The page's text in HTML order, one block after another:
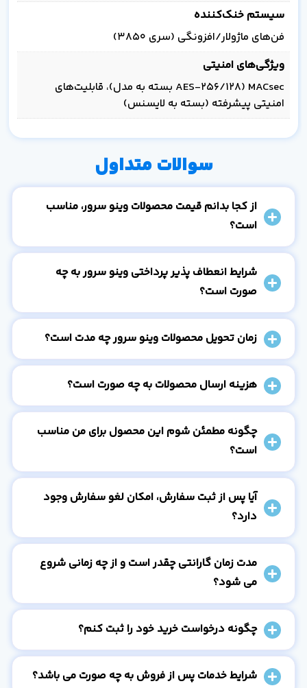
سیستم خنک‌کننده
فن‌های ماژولار/افزونگی (سری 3850)
ویژگی‌های امنیتی
MACsec (AES-256/128 بسته به مدل)، قابلیت‌های
امنیتی پیشرفته (بسته به لایسنس)
سوالات متداول
از کجا بدانم قیمت محصولات وینو سرور، مناسب
است؟
شرایط انعطاف پذیر پرداختی وینو سرور به چه
صورت است؟
زمان تحویل محصولات وینو سرور چه مدت است؟
هزینه ارسال محصولات به چه صورت است؟
چگونه مطمئن شوم این محصول برای من مناسب
است؟
آیا پس از ثبت سفارش، امکان لغو سفارش وجود
دارد؟
مدت زمان گارانتی چقدر است و از چه زمانی شروع
می شود؟
چگونه درخواست خرید خود را ثبت کنم؟
شرایط خدمات پس از فروش به چه صورت می باشد؟